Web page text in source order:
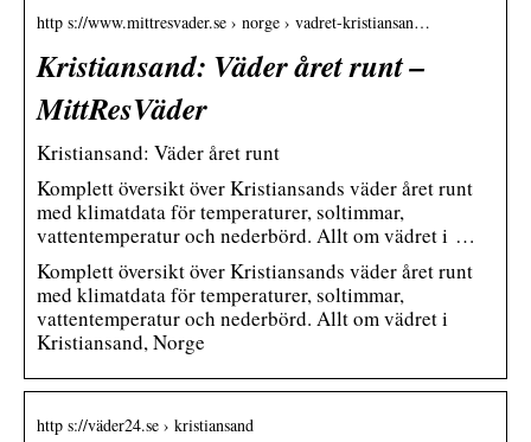
http s://www.mittresvader.se › norge › vadret-kristiansan…
Kristiansand: Väder året runt –
MittResVäder
Kristiansand: Väder året runt
Komplett översikt över Kristiansands väder året runt
med klimatdata för temperaturer, soltimmar,
vattentemperatur och nederbörd. Allt om vädret i …
Komplett översikt över Kristiansands väder året runt
med klimatdata för temperaturer, soltimmar,
vattentemperatur och nederbörd. Allt om vädret i
Kristiansand, Norge
http s://väder24.se › kristiansand